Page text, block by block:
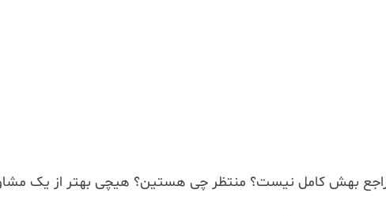
راجع بهش کامل نیست؟ منتظر چی هستین؟ هیچی بهتر از یک